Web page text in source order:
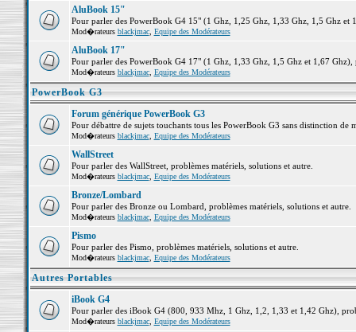
AluBook 15"
Pour parler des PowerBook G4 15" (1 Ghz, 1,25 Ghz, 1,33 Ghz, 1,5 Ghz et
Mod�rateurs blackjmac, Equipe des Modérateurs
AluBook 17"
Pour parler des PowerBook G4 17" (1 Ghz, 1,33 Ghz, 1,5 Ghz et 1,67 Ghz),
Mod�rateurs blackjmac, Equipe des Modérateurs
PowerBook G3
Forum générique PowerBook G3
Pour débattre de sujets touchants tous les PowerBook G3 sans distinction de
Mod�rateurs blackjmac, Equipe des Modérateurs
WallStreet
Pour parler des WallStreet, problèmes matériels, solutions et autre.
Mod�rateurs blackjmac, Equipe des Modérateurs
Bronze/Lombard
Pour parler des Bronze ou Lombard, problèmes matériels, solutions et autre.
Mod�rateurs blackjmac, Equipe des Modérateurs
Pismo
Pour parler des Pismo, problèmes matériels, solutions et autre.
Mod�rateurs blackjmac, Equipe des Modérateurs
Autres Portables
iBook G4
Pour parler des iBook G4 (800, 933 Mhz, 1 Ghz, 1,2, 1,33 et 1,42 Ghz),
Mod�rateurs blackjmac, Equipe des Modérateurs